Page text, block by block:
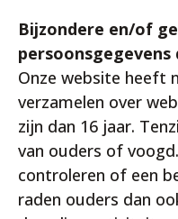
Bijzondere en/of
Onze website heeft
verzamelen over
zijn dan 16 jaar.
van ouders of
controleren of een
raden ouders dan